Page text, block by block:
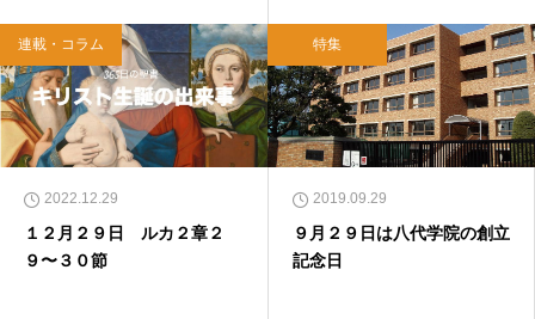
連載・コラム
2022.12.29
１２月２９日 ルカ２章２
９〜３０節
特集
2019.09.29
９月２９日は八代学院の創立
記念日